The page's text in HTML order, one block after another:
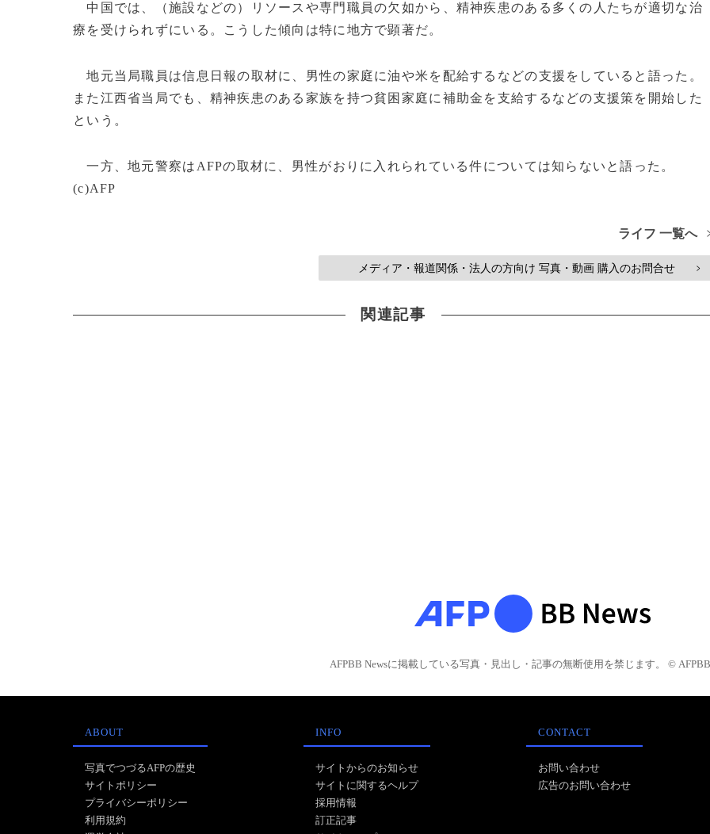
中国では、（施設などの）リソースや専門職員の欠如から、精神疾患のある多くの人たちが適切な治
療を受けられずにいる。こうした傾向は特に地方で顕著だ。
地元当局職員は信息日報の取材に、男性の家庭に油や米を配給するなどの支援をしていると語った。
また江西省当局でも、精神疾患のある家族を持つ貧困家庭に補助金を支給するなどの支援策を開始した
という。
一方、地元警察はAFPの取材に、男性がおりに入れられている件については知らないと語った。
(c)AFP
ライフ 一覧へ
メディア・報道関係・法人の方向け 写真・動画 購入のお問合せ >
関連記事
AFPBB Newsに掲載している写真・見出し・記事の無断使用を禁じます。 © AFPBB
ABOUT
写真でつづるAFPの歴史
サイトポリシー
プライバシーポリシー
利用規約
INFO
サイトからのお知らせ
サイトに関するヘルプ
採用情報
訂正記事
CONTACT
お問い合わせ
広告のお問い合わせ